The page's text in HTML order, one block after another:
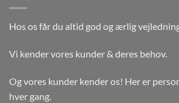
Hos os får du altid god og ærlig
Vi kender vores kunder & deres behov.
Og vores kunder kender os! Her er
hver gang.